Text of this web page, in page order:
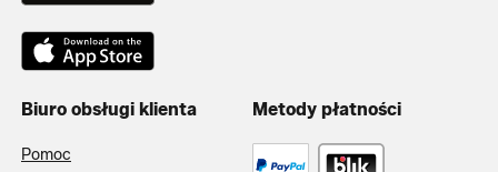
Biuro obsługi klienta
Pomoc
Metody płatności